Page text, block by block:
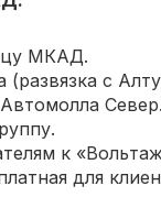
МКАД.
с
Север.
к
для